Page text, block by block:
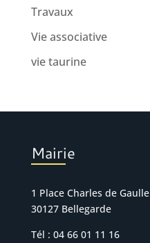
Travaux
Vie associative
vie taurine
Mairie
1 Place Charles de Gaulle
30127 Bellegarde
Tél : 04 66 01 11 16